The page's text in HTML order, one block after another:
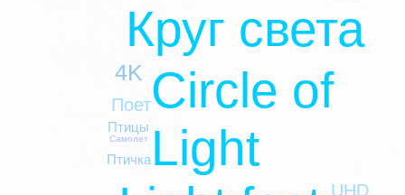
Circle of
Light
Круг света
4K
UHD
Поет
Птичка
Птицы
Самолет